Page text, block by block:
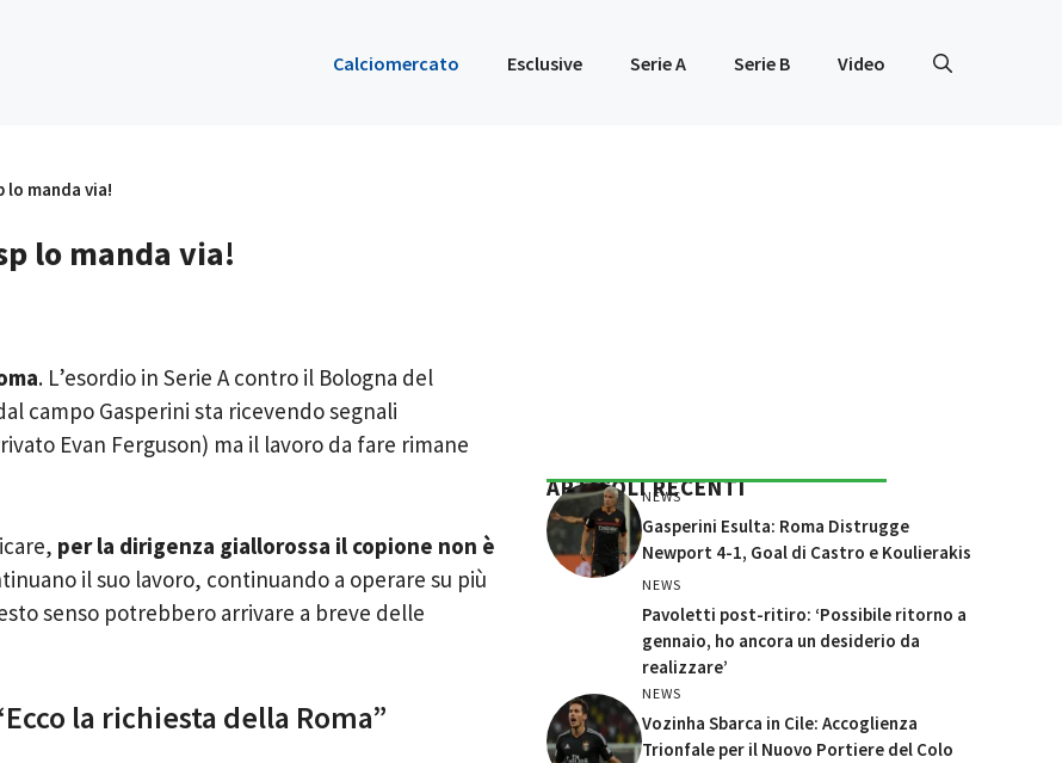
Calciomercato Esclusive Serie A Serie B Video
lo manda via!
lo manda via!
. L’esordio in Serie A contro il Bologna del
campo Gasperini sta ricevendo segnali
Evan Ferguson) ma il lavoro da fare rimane
per la dirigenza giallorossa il copione non è
il suo lavoro, continuando a operare su più
senso potrebbero arrivare a breve delle
la richiesta della Roma”
ARTICOLI RECENTI
NEWS
Gasperini Esulta: Roma Distrugge
Newport 4-1, Goal di Castro e Koulierakis
NEWS
Pavoletti post-ritiro: ‘Possibile ritorno a
gennaio, ho ancora un desiderio da
realizzare’
NEWS
Vozinha Sbarca in Cile: Accoglienza
Trionfale per il Nuovo Portiere del Colo